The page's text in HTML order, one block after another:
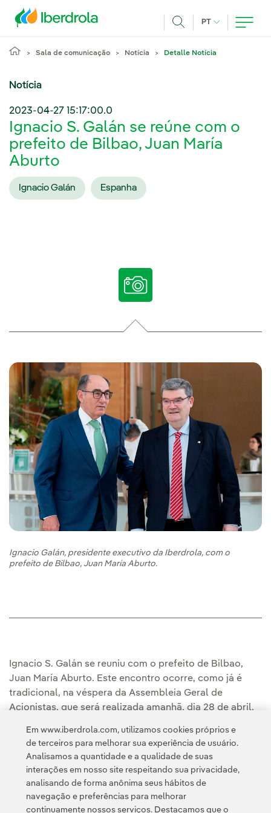
PT IDIOMA ATUAL,
Sala de comunicação Notícia Detalle Notícia
Notícia
2023-04-27 15:17:00.0
Ignacio S. Galán se reúne com o
prefeito de Bilbao, Juan María
Aburto
Ignacio Galán Espanha
Ignacio Galán, presidente executivo da Iberdrola, com o
prefeito de Bilbao, Juan María Aburto.
Ignacio S. Galán se reuniu com o prefeito de Bilbao,
Juan María Aburto. Este encontro ocorre, como já é
tradicional, na véspera da Assembleia Geral de
Acionistas, que será realizada amanhã, dia 28 de abril,
Em www.iberdrola.com, utilizamos cookies próprios e
de terceiros para melhorar sua experiência de usuário.
Analisamos a quantidade e a qualidade de suas
interações em nosso site respeitando sua privacidade,
analisando de forma anônima seus hábitos de
navegação e preferências para melhorar
continuamente nossos serviços. Destacamos que o